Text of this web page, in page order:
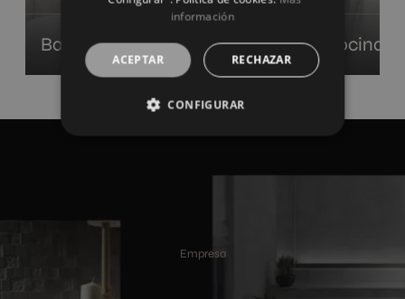
Baños Cocinas
Empresa
información
ACEPTAR RECHAZAR
CONFIGURAR